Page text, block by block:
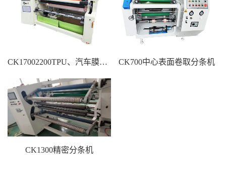
CK17002200TPU、汽车膜分条机 CK700中心表面卷取分条机
CK1300精密分条机